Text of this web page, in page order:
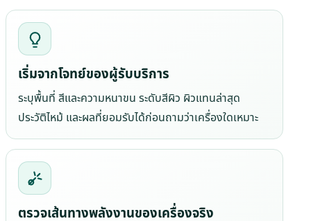
เริ่มจากโจทย์ของผู้รับบริการ
ระบุพื้นที่ สีและความหนาขน ระดับสีผิว ผิวแทนล่าสุด
ประวัติไหม้ และผลที่ยอมรับได้ก่อนถามว่าเครื่องใดเหมาะ
ตรวจเส้นทางพลังงานของเครื่องจริง